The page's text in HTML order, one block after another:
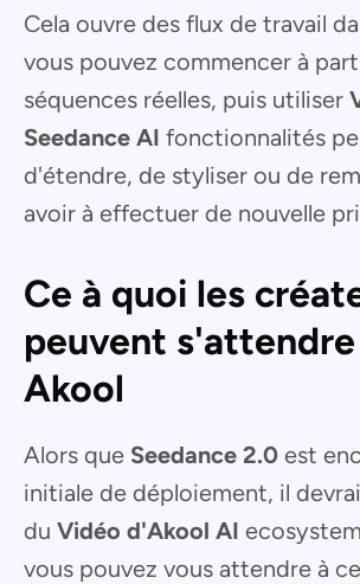
Cela ouvre des flux de travail
vous pouvez commencer à
séquences réelles, puis utiliser
Seedance AI fonctionnalités
d'étendre, de styliser ou de
avoir à effectuer de nouvelle
Ce à quoi les
peuvent
Akool
Alors que Seedance 2.0 est
initiale de déploiement, il
du Vidéo d'Akool AI
vous pouvez vous attendre à